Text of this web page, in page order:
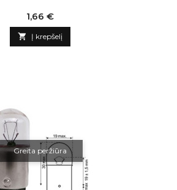
Kaina
1,66 €
 Į krepšelį
Greita peržiūra